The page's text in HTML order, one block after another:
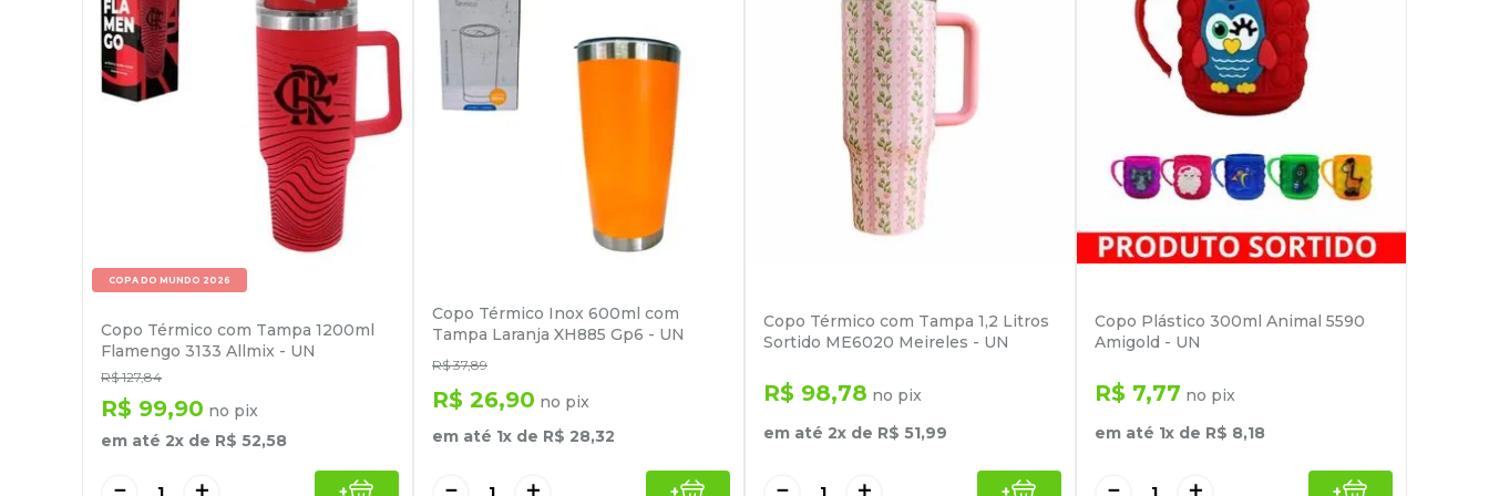
COPA DO MUNDO 2026
Copo Térmico com Tampa 1200ml
Flamengo 3133 Allmix - UN
R$ 127,84
R$ 99,90 no pix
em até 2x de R$ 52,58
＋
－ +
Copo Térmico Inox 600ml com
Tampa Laranja XH885 Gp6 - UN
R$ 37,89
R$ 26,90 no pix
em até 1x de R$ 28,32
＋
－ +
Copo Térmico com Tampa 1,2 Litros
Sortido ME6020 Meireles - UN
R$ 98,78 no pix
em até 2x de R$ 51,99
＋
－ +
Copo Plástico 300ml Animal 5590
Amigold - UN
R$ 7,77 no pix
em até 1x de R$ 8,18
＋
－ +